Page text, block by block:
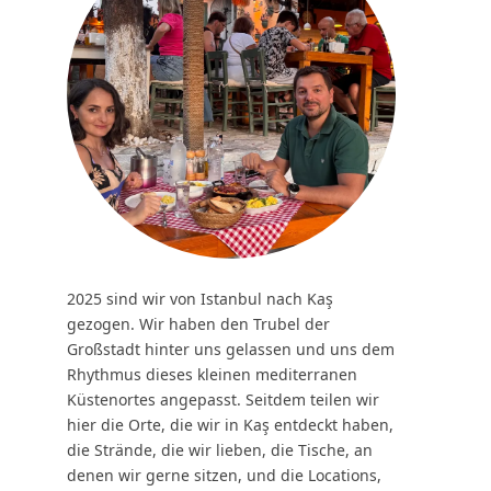
2025 sind wir von Istanbul nach Kaş
gezogen. Wir haben den Trubel der
Großstadt hinter uns gelassen und uns dem
Rhythmus dieses kleinen mediterranen
Küstenortes angepasst. Seitdem teilen wir
hier die Orte, die wir in Kaş entdeckt haben,
die Strände, die wir lieben, die Tische, an
denen wir gerne sitzen, und die Locations,